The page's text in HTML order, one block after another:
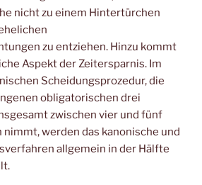
nicht zu einem Hintertürchen
zu entziehen. Hinzu kommt
Aspekt der Zeitersparnis. Im
Scheidungsprozedur, die
obligatorischen drei
zwischen vier und fünf
nimmt, werden das kanonische und
allgemein in der Hälfte